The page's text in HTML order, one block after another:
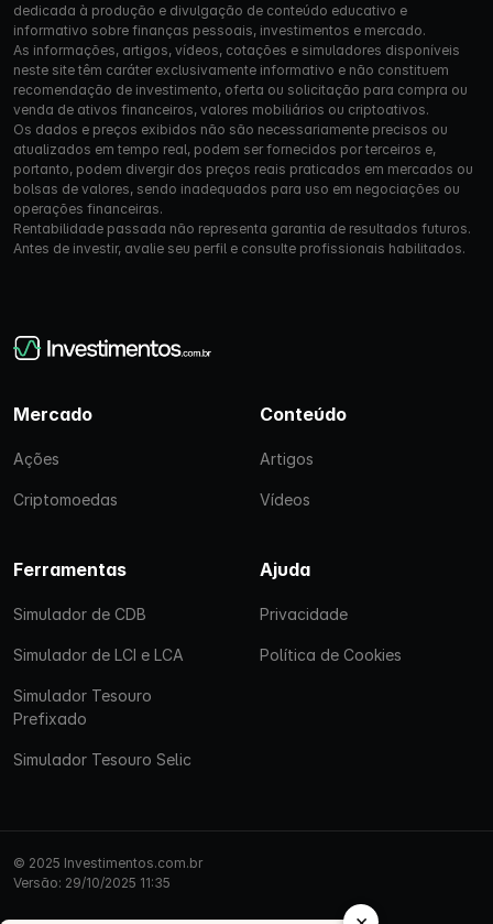
dedicada à produção e divulgação de conteúdo educativo e
informativo sobre finanças pessoais, investimentos e mercado.
As informações, artigos, vídeos, cotações e simuladores disponíveis
neste site têm caráter exclusivamente informativo e não constituem
recomendação de investimento, oferta ou solicitação para compra ou
venda de ativos financeiros, valores mobiliários ou criptoativos.
Os dados e preços exibidos não são necessariamente precisos ou
atualizados em tempo real, podem ser fornecidos por terceiros e,
portanto, podem divergir dos preços reais praticados em mercados ou
bolsas de valores, sendo inadequados para uso em negociações ou
operações financeiras.
Rentabilidade passada não representa garantia de resultados futuros.
Antes de investir, avalie seu perfil e consulte profissionais habilitados.
Mercado
Ações
Criptomoedas
Conteúdo
Artigos
Vídeos
Ferramentas
Simulador de CDB
Simulador de LCI e LCA
Simulador Tesouro
Prefixado
Simulador Tesouro Selic
Ajuda
Privacidade
Política de Cookies
© 2025 Investimentos.com.br
Versão: 29/10/2025 11:35